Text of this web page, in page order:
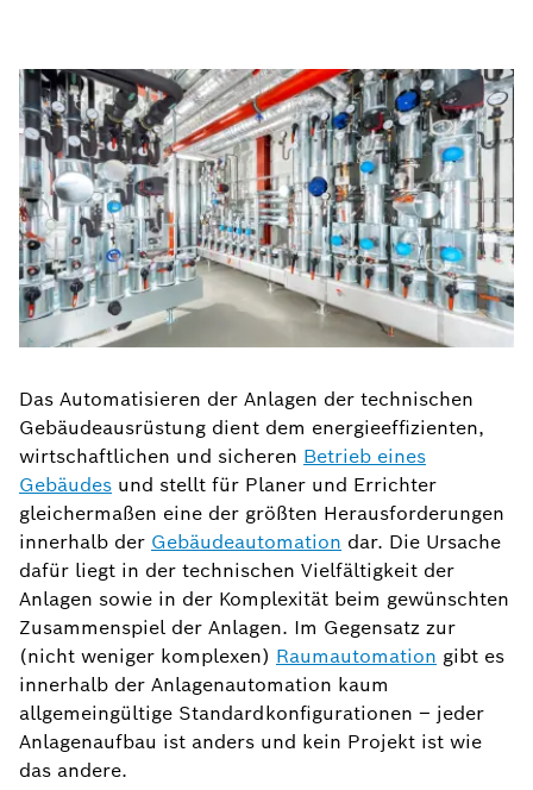
Das Automatisieren der Anlagen der technischen
Gebäudeausrüstung dient dem energieeffizienten,
wirtschaftlichen und sicheren Betrieb eines
Gebäudes und stellt für Planer und Errichter
gleichermaßen eine der größten Herausforderungen
innerhalb der Gebäudeautomation dar. Die Ursache
dafür liegt in der technischen Vielfältigkeit der
Anlagen sowie in der Komplexität beim gewünschten
Zusammenspiel der Anlagen. Im Gegensatz zur
(nicht weniger komplexen) Raumautomation gibt es
innerhalb der Anlagenautomation kaum
allgemeingültige Standardkonfigurationen – jeder
Anlagenaufbau ist anders und kein Projekt ist wie
das andere.